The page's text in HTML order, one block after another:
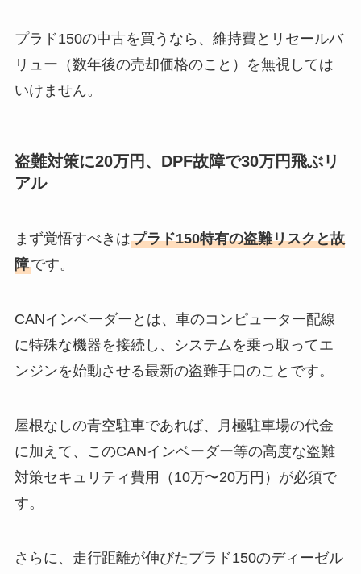
プラド150の中古を買うなら、維持費とリセールバ
リュー（数年後の売却価格のこと）を無視しては
いけません。
盗難対策に20万円、DPF故障で30万円飛ぶリ
アル
まず覚悟すべきはプラド150特有の盗難リスクと故
障です。
CANインベーダーとは、車のコンピューター配線
に特殊な機器を接続し、システムを乗っ取ってエ
ンジンを始動させる最新の盗難手口のことです。
屋根なしの青空駐車であれば、月極駐車場の代金
に加えて、このCANインベーダー等の高度な盗難
対策セキュリティ費用（10万〜20万円）が必須で
す。
さらに、走行距離が伸びたプラド150のディーゼル